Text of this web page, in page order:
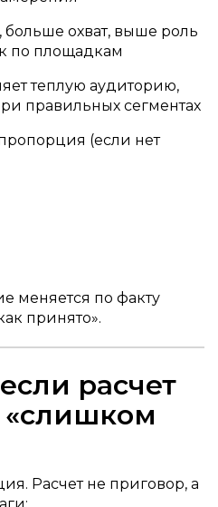
охват, выше роль
по площадкам
теплую аудиторию,
правильных сегментах
(если нет
меняется по факту
принято».
расчет
«слишком
Расчет не приговор, а